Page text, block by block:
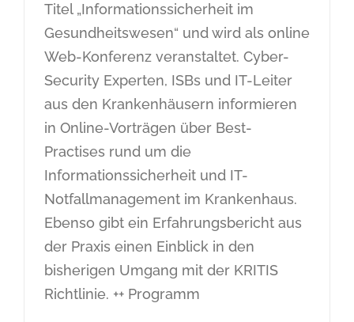
Titel „Informationssicherheit im
Gesundheitswesen“ und wird als online
Web-Konferenz veranstaltet. Cyber-
Security Experten, ISBs und IT-Leiter
aus den Krankenhäusern informieren
in Online-Vorträgen über Best-
Practises rund um die
Informationssicherheit und IT-
Notfallmanagement im Krankenhaus.
Ebenso gibt ein Erfahrungsbericht aus
der Praxis einen Einblick in den
bisherigen Umgang mit der KRITIS
Richtlinie. ++ Programm